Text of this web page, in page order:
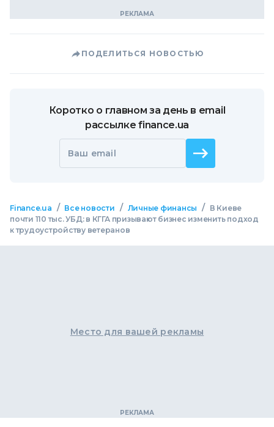
ПОДЕЛИТЬСЯ НОВОСТЬЮ
Коротко о главном за день в email
рассылке finance.ua
Ваш email
Finance.ua / Все новости / Личные финансы /
В Киеве
почти 110 тыс. УБД: в КГГА призывают бизнес изменить подход
к трудоустройству ветеранов
Место для вашей рекламы